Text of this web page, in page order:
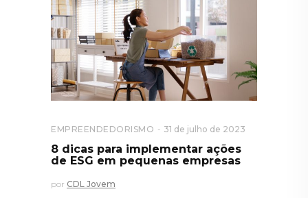
EMPREENDEDORISMO 31 de julho de 2023
8 dicas para implementar ações
de ESG em pequenas empresas
por CDL Jovem